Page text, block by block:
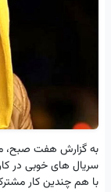
به گزارش هفت صبح،
سریال های خوبی در
با هم چندین کار